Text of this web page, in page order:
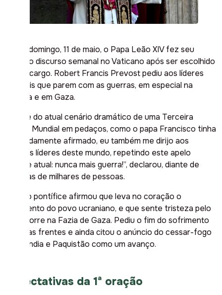
Neste domingo, 11 de maio, o Papa Leão XIV fez seu
primeiro discurso semanal no Vaticano após ser escolhido
para o cargo. Robert Francis Prevost pediu aos líderes
mundiais que parem com as guerras, em especial na
Ucrânia e em Gaza.
“Diante do atual cenário dramático de uma Terceira
Guerra Mundial em pedaços, como o papa Francisco tinha
reiteradamente afirmado, eu também me dirijo aos
grandes líderes deste mundo, repetindo este apelo
sempre atual: nunca mais guerra!”, declarou, diante de
dezenas de milhares de pessoas.
O sumo pontífice afirmou que leva no coração o
sofrimento do povo ucraniano, e que sente tristeza pelo
que ocorre na Fazia de Gaza. Pediu o fim do sofrimento
nas duas frentes e ainda citou o anúncio do cessar-fogo
entre Índia e Paquistão como um avanço.
Expectativas da 1⁠ª oração